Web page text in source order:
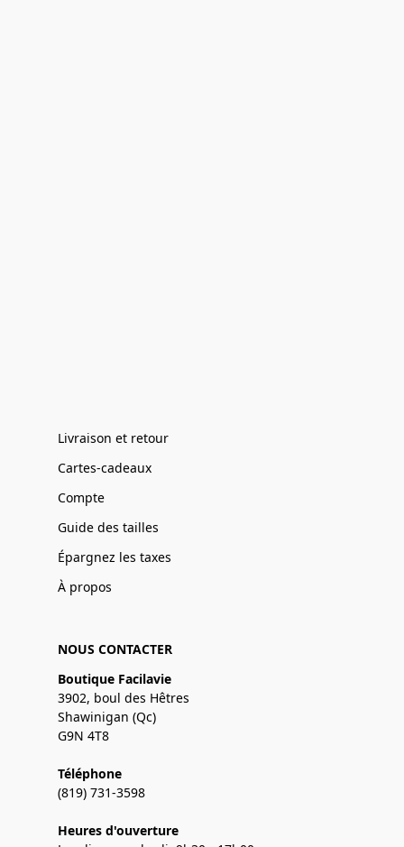
Livraison et retour
Cartes-cadeaux
Compte
Guide des tailles
Épargnez les taxes
À propos
NOUS CONTACTER
Boutique Facilavie
3902, boul des Hêtres
Shawinigan (Qc)
G9N 4T8
Téléphone
(819) 731-3598
Heures d'ouverture